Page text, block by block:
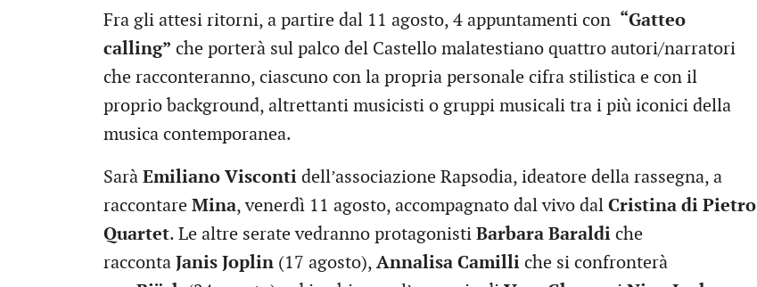
Fra gli attesi ritorni, a partire dal 11 agosto, 4 appuntamenti con “Gatteo
calling” che porterà sul palco del Castello malatestiano quattro autori/narratori
che racconteranno, ciascuno con la propria personale cifra stilistica e con il
proprio background, altrettanti musicisti o gruppi musicali tra i più iconici della
musica contemporanea.
Sarà Emiliano Visconti dell’associazione Rapsodia, ideatore della rassegna, a
raccontare Mina, venerdì 11 agosto, accompagnato dal vivo dal Cristina di Pietro
Quartet. Le altre serate vedranno protagonisti Barbara Baraldi che
racconta Janis Joplin (17 agosto), Annalisa Camilli che si confronterà